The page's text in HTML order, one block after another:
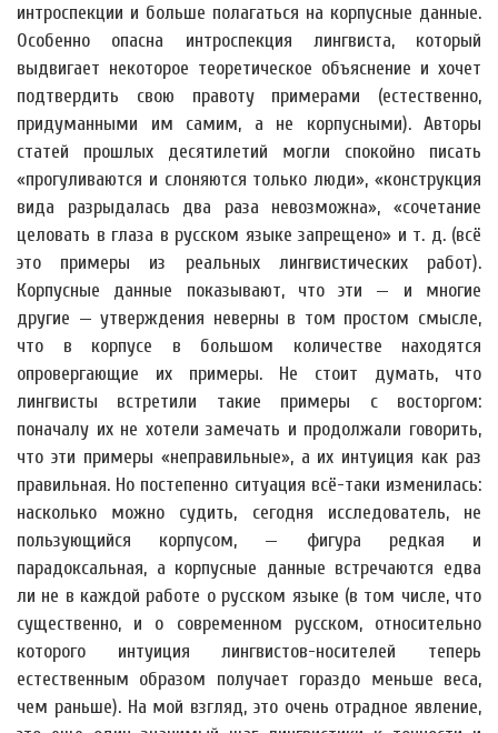
интроспекции и больше полагаться на корпусные данные.
Особенно опасна интроспекция лингвиста, который
выдвигает некоторое теоретическое объяснение и хочет
подтвердить свою правоту примерами (естественно,
придуманными им самим, а не корпусными). Авторы
статей прошлых десятилетий могли спокойно писать
«прогуливаются и слоняются только люди», «конструкция
вида разрыдалась два раза невозможна», «сочетание
целовать в глаза в русском языке запрещено» и т. д. (всё
это примеры из реальных лингвистических работ).
Корпусные данные показывают, что эти — и многие
другие — утверждения неверны в том простом смысле,
что в корпусе в большом количестве находятся
опровергающие их примеры. Не стоит думать, что
лингвисты встретили такие примеры с восторгом:
поначалу их не хотели замечать и продолжали говорить,
что эти примеры «неправильные», а их интуиция как раз
правильная. Но постепенно ситуация всё-таки изменилась:
насколько можно судить, сегодня исследователь, не
пользующийся корпусом, — фигура редкая и
парадоксальная, а корпусные данные встречаются едва
ли не в каждой работе о русском языке (в том числе, что
существенно, и о современном русском, относительно
которого интуиция лингвистов-носителей теперь
естественным образом получает гораздо меньше веса,
чем раньше). На мой взгляд, это очень отрадное явление,